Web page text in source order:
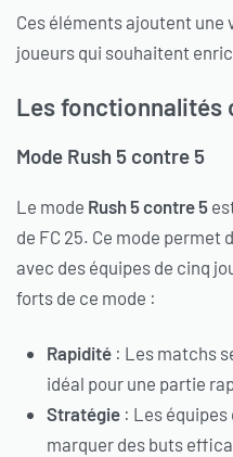
Ces éléments ajoutent
joueurs qui souhaitent
Les fonctionnalités
Mode Rush 5 contre 5
Le mode Rush 5 contre 5
de FC 25. Ce mode permet
avec des équipes de cinq
forts de ce mode :
Rapidité : Les matchs
idéal pour une partie
Stratégie : Les
marquer des buts